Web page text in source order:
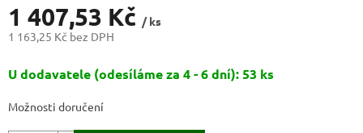
1 407,53 Kč / ks
1 163,25 Kč bez DPH
cena:
U dodavatele (odesíláme za 4 - 6 dní): 53 ks
Možnosti doručení